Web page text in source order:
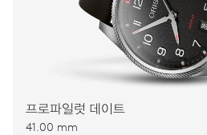
프로파일럿 데이트
41.00 mm